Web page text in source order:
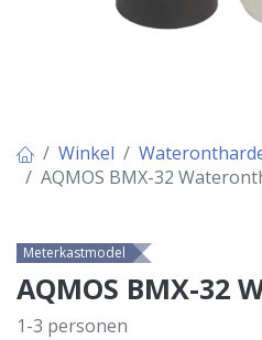
Winkel
AQMOS BMX-32
Meterkastmodel
AQMOS BMX-32
1-3 personen